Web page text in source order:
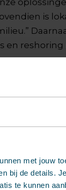
met jouw
bij de details.
te kunnen
is
en
het
bij een